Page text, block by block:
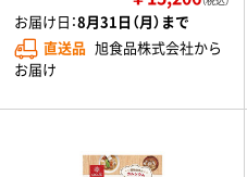
お届け日：8月31日（月）まで
直送品 旭食品株式会社から
お届け